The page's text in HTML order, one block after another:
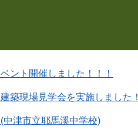
ント開催しました！！！
現場見学会を実施しました！
津市立耶馬溪中学校)